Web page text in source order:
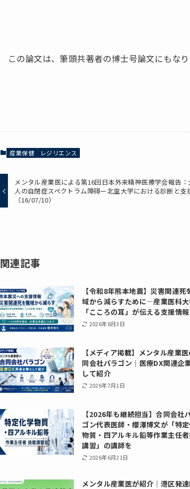
この論文は、筆頭共著者の博士号論文にもな
産業保健 レジリエンス
メンタル産業医による第16回日本外来精神医療学会報告：
人の自閉症スペクトラム障碍ー北里大学における診断と支
（16/07/10）
関連記事
【令和8年熊本地震】災害関連死
域から減らすために―産業医科大
「こころの耳」が伝える支援情報
2026年8月3日
【メディア掲載】メンタル産業
同会社パラゴン｜医療DX関連企
して紹介
2026年7月1日
【2026年も継続担当】合同会社
ゴン代表医師・櫻澤博文が「特
物質・四アルキル鉛等作業主任
講習」の講師を
2026年6月21日
メンタル産業医が紹介｜港区発